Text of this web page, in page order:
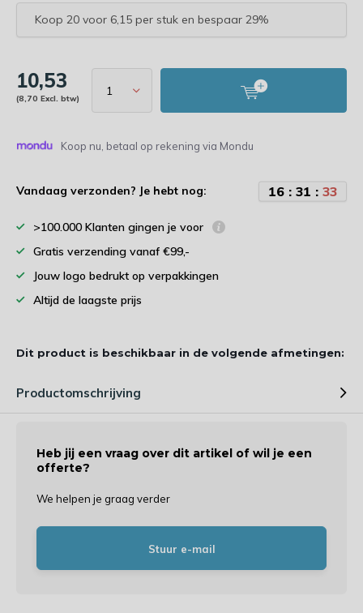
Koop 20 voor 6,15 per stuk en bespaar 29%
10,53
(8,70 Excl. btw)
Koop nu, betaal op rekening via Mondu
Vandaag verzonden? Je hebt nog: 16 : 31 : 33
>100.000 Klanten gingen je voor
Gratis verzending vanaf €99,-
Jouw logo bedrukt op verpakkingen
Altijd de laagste prijs
Dit product is beschikbaar in de volgende afmetingen:
Productomschrijving
Heb jij een vraag over dit artikel of wil je een
offerte?
We helpen je graag verder
Stuur e-mail